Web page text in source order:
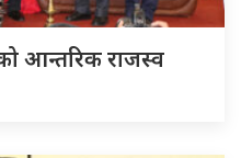
आन्तरिक राजस्व